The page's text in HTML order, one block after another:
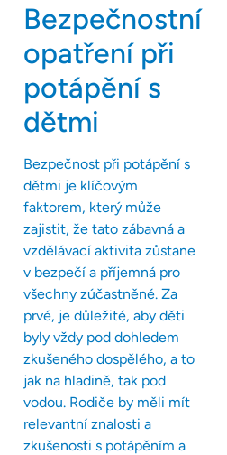
Bezpečnostní
opatření při
potápění s
dětmi
Bezpečnost při potápění s
dětmi je klíčovým
faktorem, který může
zajistit, že tato zábavná a
vzdělávací aktivita zůstane
v bezpečí a příjemná pro
všechny zúčastněné. Za
prvé, je důležité, aby děti
byly vždy pod dohledem
zkušeného dospělého, a to
jak na hladině, tak pod
vodou. Rodiče by měli mít
relevantní znalosti a
zkušenosti s potápěním a